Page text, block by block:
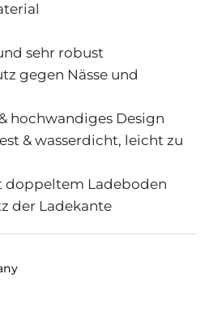
sehr robust
gegen Nässe und
hochwandiges Design
& wasserdicht, leicht zu
doppeltem Ladeboden
der Ladekante